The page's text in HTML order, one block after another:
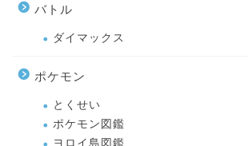
バトル
ダイマックス
ポケモン
とくせい
ポケモン図鑑
ヨロイ島図鑑